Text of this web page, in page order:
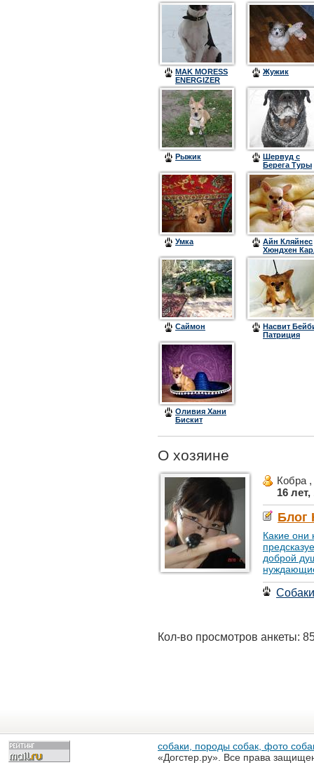
MAK MORESS
ENERGIZER
Жужик
Рыжик
Шервуд с
Берега Туры
Умка
Aйн Кляйнес
Хюндхен
Саймон
Насвит
Патриция
Оливия Хани
Бискит
О хозяине
Кобра ,
16
Блог
Какие они
доброй
Собаки
Кол-во просмотров анкеты:
собаки, породы собак, фото
«Догстер.ру». Все права